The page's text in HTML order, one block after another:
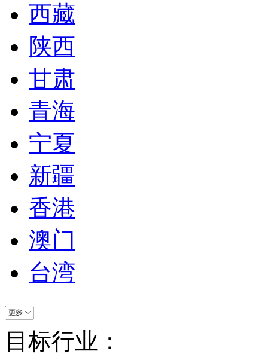
西藏
陕西
甘肃
青海
宁夏
新疆
香港
澳门
台湾
目标行业：